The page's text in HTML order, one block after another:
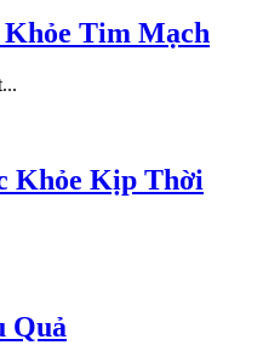
Tim Mạch
Khỏe Kịp Thời
Quả